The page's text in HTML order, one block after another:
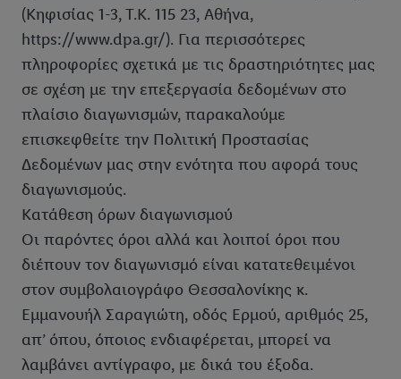
(Κηφισίας 1-3, Τ.Κ. 115 23, Αθήνα,
https://www.dpa.gr/). Για περισσότερες
πληροφορίες σχετικά με τις δραστηριότητες μας
σε σχέση με την επεξεργασία δεδομένων στο
πλαίσιο διαγωνισμών, παρακαλούμε
επισκεφθείτε την Πολιτική Προστασίας
Δεδομένων μας στην ενότητα που αφορά τους
διαγωνισμούς.
Κατάθεση όρων διαγωνισμού
Οι παρόντες όροι αλλά και λοιποί όροι που
διέπουν τον διαγωνισμό είναι κατατεθειμένοι
στον συμβολαιογράφο Θεσσαλονίκης κ.
Εμμανουήλ Σαραγιώτη, οδός Ερμού, αριθμός 25,
απ’ όπου, όποιος ενδιαφέρεται, μπορεί να
λαμβάνει αντίγραφο, με δικά του έξοδα.